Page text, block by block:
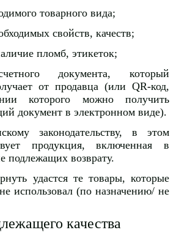
товарного вида;
свойств, качеств;
пломб, этикеток;
документа, который
от продавца (или QR-код,
которого можно получить
документ в электронном виде).
законодательству, в этом
продукция, включенная в
подлежащих возврату.
удастся те товары, которые
использовал (по назначению/ не
качества